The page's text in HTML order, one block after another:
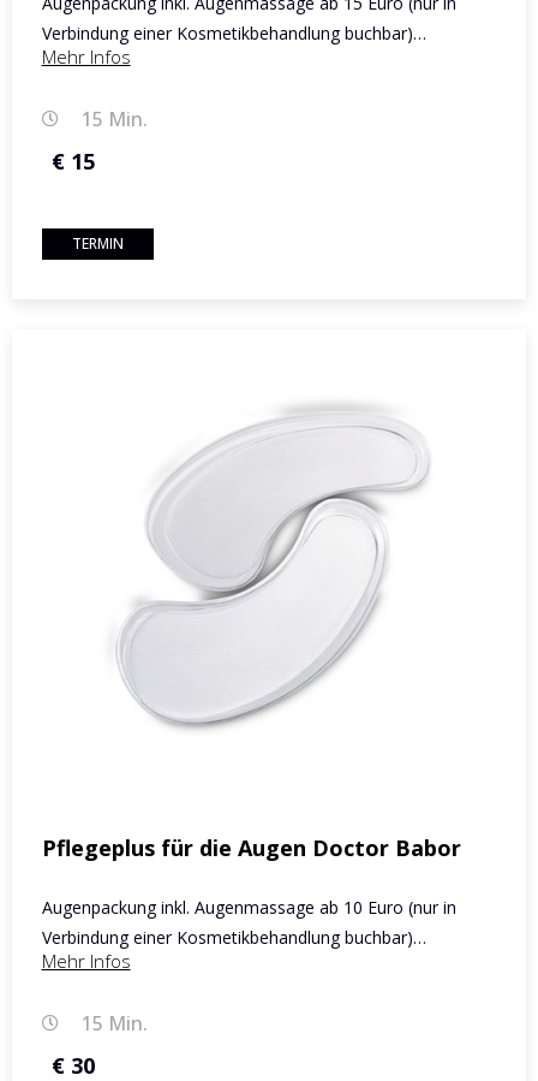
Verbindung einer Kosmetikbehandlung buchbar)…
Mehr Infos
15 Min.
€ 15
TERMIN
Pflegeplus für die Augen Doctor Babor
Augenpackung inkl. Augenmassage ab 10 Euro (nur in
Verbindung einer Kosmetikbehandlung buchbar)…
Mehr Infos
15 Min.
€ 30